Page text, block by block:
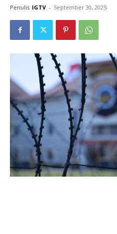
Penulis IGTV - September 30, 2025